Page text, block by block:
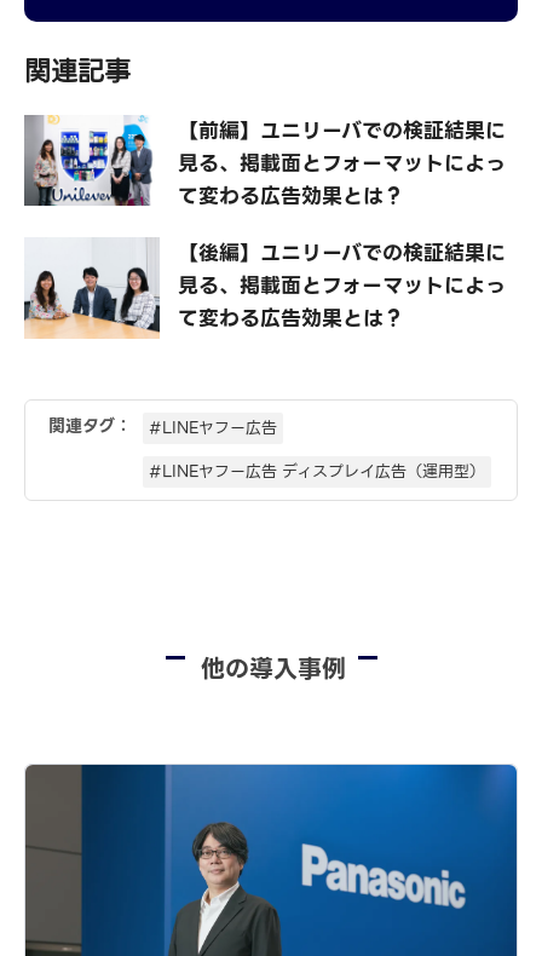
関連記事
【前編】ユニリーバでの検証結果に
見る、掲載面とフォーマットによっ
て変わる広告効果とは？
【後編】ユニリーバでの検証結果に
見る、掲載面とフォーマットによっ
て変わる広告効果とは？
関連タグ：
#LINEヤフー広告
#LINEヤフー広告 ディスプレイ広告（運用型）
他の導入事例